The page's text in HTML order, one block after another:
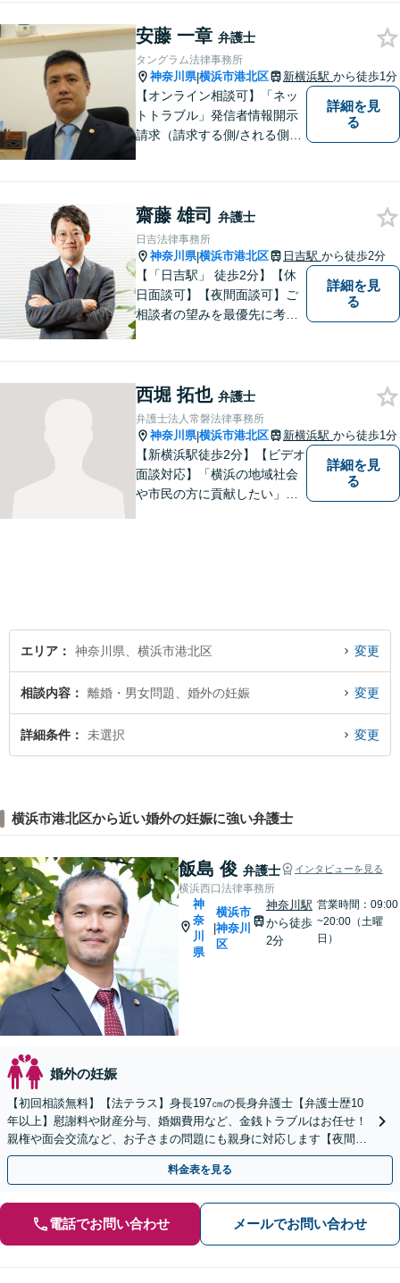
安藤 一章 弁護士
タングラム法律事務所
神奈川県|横浜市港北区 新横浜駅 から徒歩1分
【オンライン相談可】「ネッ
トトラブル」発信者情報開示
請求（請求する側/される側）
より最善の解決へ導きます。
遠方で来所困難な方もお気軽
にご相談ください。
詳細を見
る
齋藤 雄司 弁護士
日吉法律事務所
神奈川県|横浜市港北区 日吉駅 から徒歩2分
【「日吉駅」 徒歩2分】【休
日面談可】【夜間面談可】ご
相談者の望みを最優先に考
率直にお伝えしています。 ぜ
ひお気軽に、当事務所までお
越しください。
詳細を見
る
西堀 拓也 弁護士
弁護士法人常磐法律事務所
神奈川県|横浜市港北区 新横浜駅 から徒歩1分
【新横浜駅徒歩2分】【ビデオ
面談対応】「横浜の地域社会
や市民の方に貢献したい」を
す。
詳細を見
る
エリア 神奈川県、横浜市港北区 変更
相談内容 離婚・男女問題、婚外の妊娠 変更
詳細条件 未選択 変更
横浜市港北区から近い婚外の妊娠に強い弁護士
飯島 俊 弁護士 インタビューを見る
横浜西口法律事務所
神
奈
川
県
横浜市
神奈川
区
神奈川駅
から徒歩
2分
営業時間：09:00
~20:00（土曜
日）
婚外の妊娠
【初回相談無料】【法テラス】身長197㎝の長身弁護士【弁護士歴10
年以上】慰謝料や財産分与、婚姻費用など、金銭トラブルはお任せ！
親権や面会交流など、お子さまの問題にも親身に対応します【夜間・
休日面談】【子連れ相談】【電話相談】【横浜駅7分】
料金表を見る
電話でお問い合わせ メールでお問い合わせ